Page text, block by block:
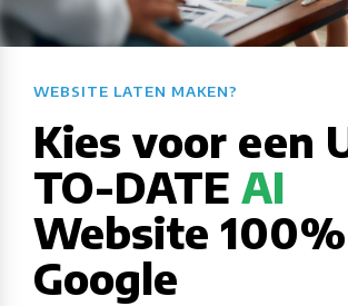
WEBSITE LATEN MAKEN?​​​​​​​​​​​​​​
Kies voor een
TO-DATEAI
Website
Google